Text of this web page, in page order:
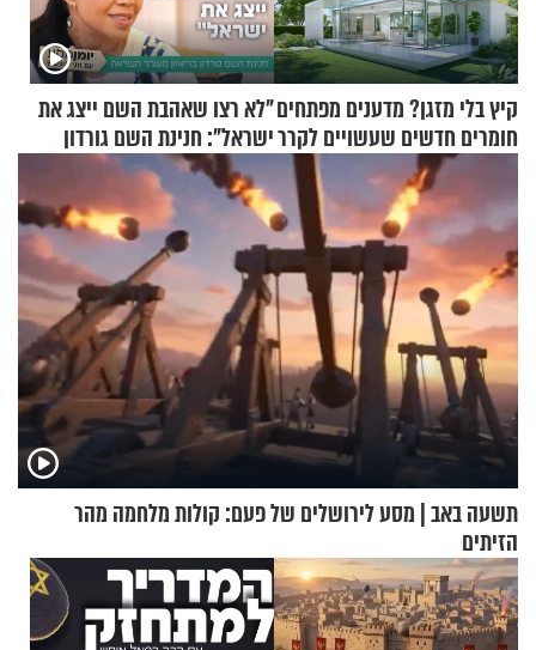
קיץ בלי מזגן? מדענים מפתחים
חומרים חדשים שעשויים לקרר
"לא רצו שאהבת השם ייצג את
ישראל": חנינת השם גורדון
בריאיון מעורר השראה
תשעה באב | מסע לירושלים של פעם: קולות מלחמה מהר
הזיתים